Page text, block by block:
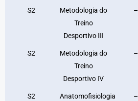
S2
Metodologia do
Treino
Desportivo III
–
S2
Metodologia do
Treino
Desportivo IV
–
S2 Anatomofisiologia –